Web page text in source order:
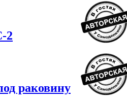
2
раковину